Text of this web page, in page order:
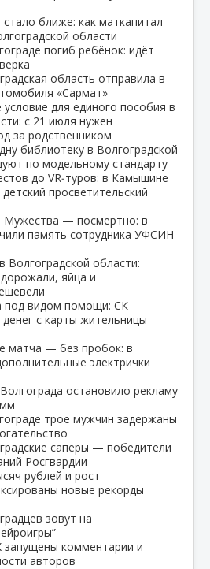
ближе: как маткапитал
области
погиб ребёнок: идёт
область отправила в
«Сармат»
для единого пособия в
с 21 июля нужен
за родственником
библиотеку в Волгоградской
по модельному стандарту
до VR‑туров: в Камышине
просветительский
Мужества — посмертно: в
память сотрудника УФСИН
Волгоградской области:
яйца и
под видом помощи: СК
с карты жительницы
матча — без пробок: в
электрички
остановило рекламу
трое мужчин задержаны
сапёры — победители
Росгвардии
рублей и рост
новые рекорды
зовут на
комментарии и
авторов